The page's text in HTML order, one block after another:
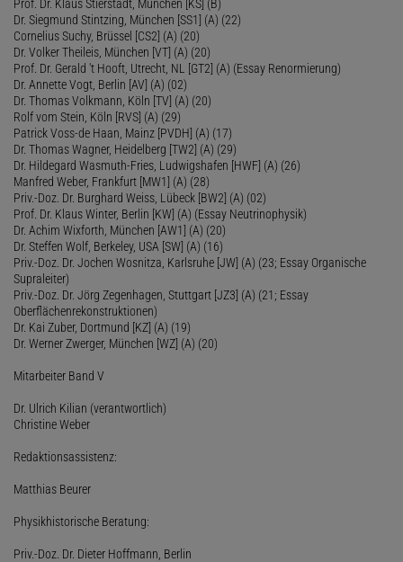
Prof. Dr. Klaus Stierstadt, München [KS] (B)
Dr. Siegmund Stintzing, München [SS1] (A) (22)
Cornelius Suchy, Brüssel [CS2] (A) (20)
Dr. Volker Theileis, München [VT] (A) (20)
Prof. Dr. Gerald 't Hooft, Utrecht, NL [GT2] (A) (Essay Renormierung)
Dr. Annette Vogt, Berlin [AV] (A) (02)
Dr. Thomas Volkmann, Köln [TV] (A) (20)
Rolf vom Stein, Köln [RVS] (A) (29)
Patrick Voss-de Haan, Mainz [PVDH] (A) (17)
Dr. Thomas Wagner, Heidelberg [TW2] (A) (29)
Dr. Hildegard Wasmuth-Fries, Ludwigshafen [HWF] (A) (26)
Manfred Weber, Frankfurt [MW1] (A) (28)
Priv.-Doz. Dr. Burghard Weiss, Lübeck [BW2] (A) (02)
Prof. Dr. Klaus Winter, Berlin [KW] (A) (Essay Neutrinophysik)
Dr. Achim Wixforth, München [AW1] (A) (20)
Dr. Steffen Wolf, Berkeley, USA [SW] (A) (16)
Priv.-Doz. Dr. Jochen Wosnitza, Karlsruhe [JW] (A) (23; Essay Organische
Supraleiter)
Priv.-Doz. Dr. Jörg Zegenhagen, Stuttgart [JZ3] (A) (21; Essay
Oberflächenrekonstruktionen)
Dr. Kai Zuber, Dortmund [KZ] (A) (19)
Dr. Werner Zwerger, München [WZ] (A) (20)
Mitarbeiter Band V
Dr. Ulrich Kilian (verantwortlich)
Christine Weber
Redaktionsassistenz:
Matthias Beurer
Physikhistorische Beratung:
Priv.-Doz. Dr. Dieter Hoffmann, Berlin